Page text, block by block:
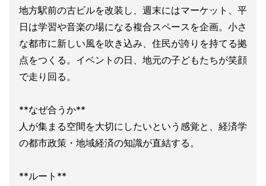
地方駅前の古ビルを改装し、週末にはマーケット、平
日は学習や音楽の場になる複合スペースを企画。小さ
な都市に新しい風を吹き込み、住民が誇りを持てる拠
点をつくる。イベントの日、地元の子どもたちが笑顔
で走り回る。
**なぜ合うか**
人が集まる空間を大切にしたいという感覚と、経済学
の都市政策・地域経済の知識が直結する。
**ルート**